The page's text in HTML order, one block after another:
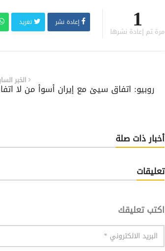
1
مرة تم إعادة نشرها
إعادة نشر تغريد
الخبر
روبيو: اتفاق سيئ مع إيران أسوأ من لا
أخبار ذات صلة
تعليقات
اكتب تعليقك